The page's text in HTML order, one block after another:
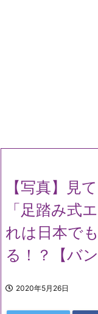
【写真】見
「足踏み式
れは日本で
る！？【バン
2020年5月26日